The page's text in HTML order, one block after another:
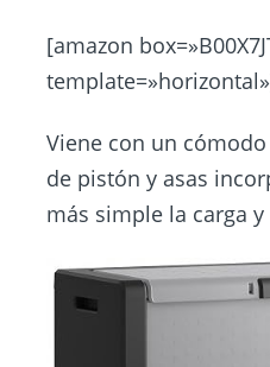
[amazon
Viene con un
de pistón y asas
más simple la carga